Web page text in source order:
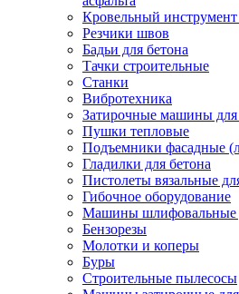
Кровельный
Резчики швов
Бадьи для бетона
Тачки строительные
Станки
Вибротехника
Затирочные машины для
Пушки тепловые
Подъемники фасадные
Гладилки для бетона
Пистолеты вязальные
Гибочное оборудование
Машины шлифовальные
Бензорезы
Молотки и коперы
Буры
Строительные пылесосы